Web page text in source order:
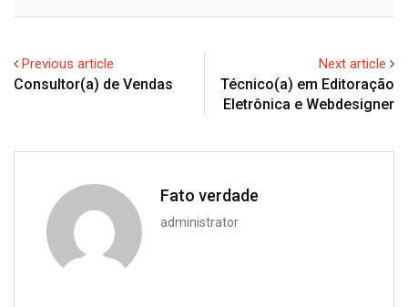
Previous article
Consultor(a) de Vendas
Next article
Técnico(a) em Editoração
Eletrônica e Webdesigner
Fato verdade
administrator